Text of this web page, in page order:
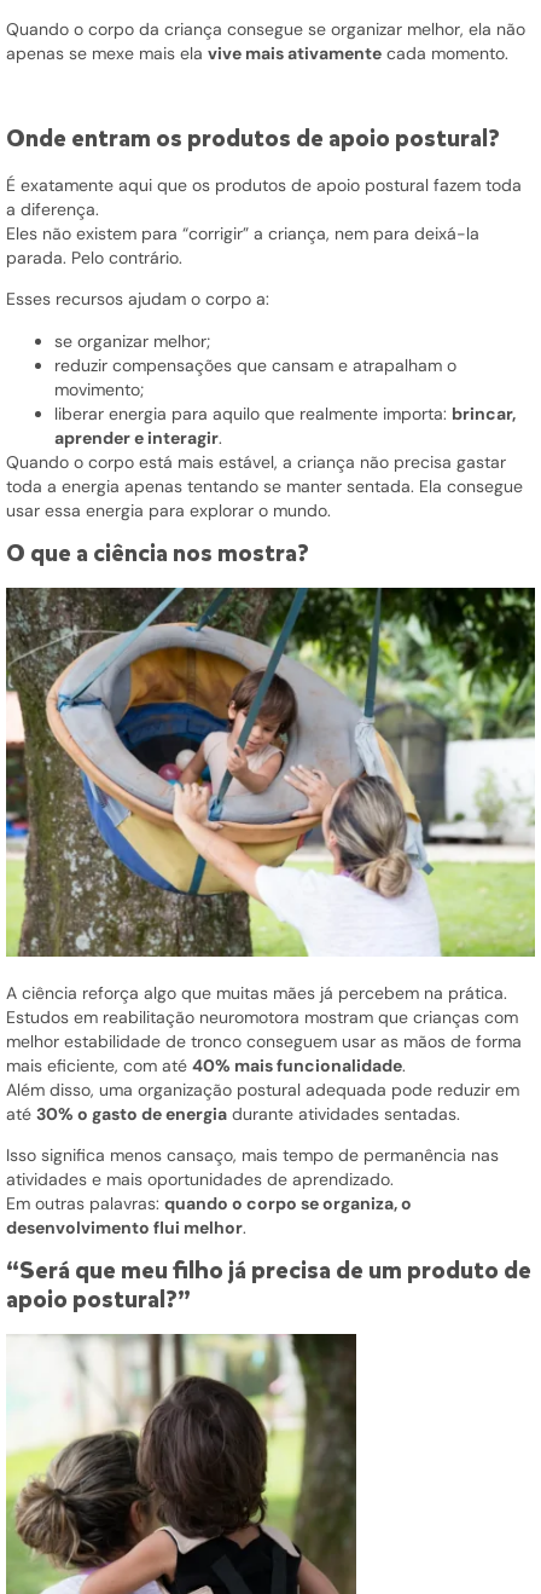
Quando o corpo da criança consegue se organizar melhor, ela não
apenas se mexe mais ela vive mais ativamente cada momento.
Onde entram os produtos de apoio postural?
É exatamente aqui que os produtos de apoio postural fazem toda
a diferença.
Eles não existem para “corrigir” a criança, nem para deixá-la
parada. Pelo contrário.
Esses recursos ajudam o corpo a:
se organizar melhor;
reduzir compensações que cansam e atrapalham o
movimento;
liberar energia para aquilo que realmente importa: brincar,
aprender e interagir.
Quando o corpo está mais estável, a criança não precisa gastar
toda a energia apenas tentando se manter sentada. Ela consegue
usar essa energia para explorar o mundo.
O que a ciência nos mostra?
A ciência reforça algo que muitas mães já percebem na prática.
Estudos em reabilitação neuromotora mostram que crianças com
melhor estabilidade de tronco conseguem usar as mãos de forma
mais eficiente, com até 40% mais funcionalidade.
Além disso, uma organização postural adequada pode reduzir em
até 30% o gasto de energia durante atividades sentadas.
Isso significa menos cansaço, mais tempo de permanência nas
atividades e mais oportunidades de aprendizado.
Em outras palavras: quando o corpo se organiza, o
desenvolvimento flui melhor.
“Será que meu filho já precisa de um produto de
apoio postural?”